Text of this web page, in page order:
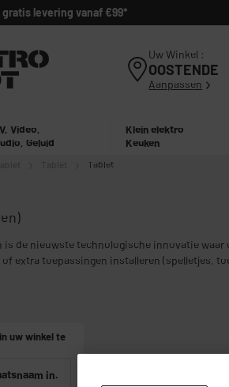
levering vanaf €99*
Uw Winkel :
OOSTENDE
Aanpassen
Video,
Geluid
Klein elektro
Keuken
Tablet Tablet
is de nieuwste technologische innovatie
extra toepassingen installeren (spelletjes,
uw winkel te
in.